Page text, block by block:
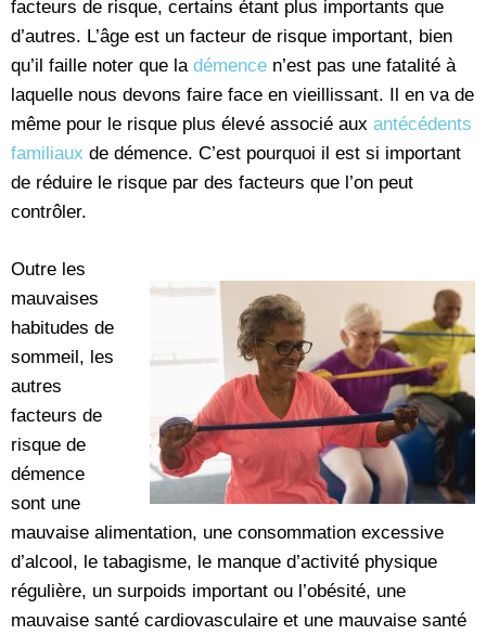
facteurs de risque, certains étant plus importants que
d’autres. L’âge est un facteur de risque important, bien
qu’il faille noter que la démence n’est pas une fatalité à
laquelle nous devons faire face en vieillissant. Il en va de
même pour le risque plus élevé associé aux antécédents
familiaux de démence. C’est pourquoi il est si important
de réduire le risque par des facteurs que l’on peut
contrôler.
Outre les
mauvaises
habitudes de
sommeil, les
autres
facteurs de
risque de
démence
sont une
mauvaise alimentation, une consommation excessive
d’alcool, le tabagisme, le manque d’activité physique
régulière, un surpoids important ou l’obésité, une
mauvaise santé cardiovasculaire et une mauvaise santé